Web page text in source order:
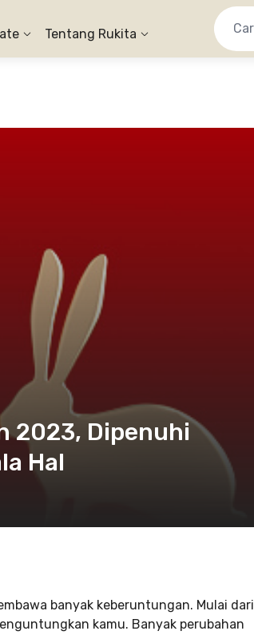
Tentang Rukita
2023, Dipenuhi
Hal
banyak keberuntungan. Mulai dari
kamu. Banyak perubahan